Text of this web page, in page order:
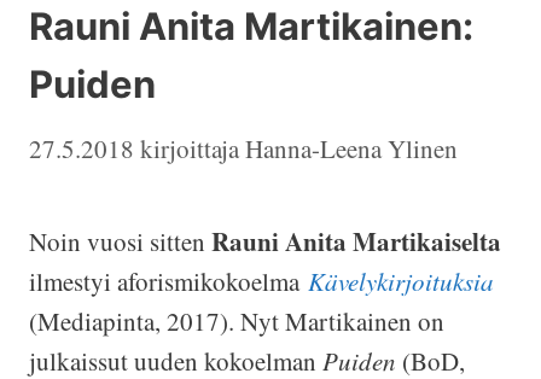
Rauni Anita Martikainen:
Puiden
27.5.2018 kirjoittajaHanna-Leena Ylinen
Noin vuosi sitten Rauni Anita Martikaiselta
ilmestyi aforismikokoelma Kävelykirjoituksia
(Mediapinta, 2017). Nyt Martikainen on
julkaissut uuden kokoelman Puiden (BoD,